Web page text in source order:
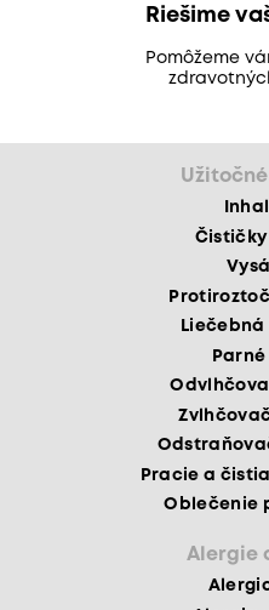
Riešime
Pomôžeme
Čističky
Pracie a
Oblečenie
Alergie